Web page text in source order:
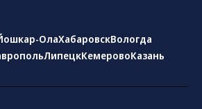
ОлаХабаровскВологда
ЛипецкКемеровоКазань